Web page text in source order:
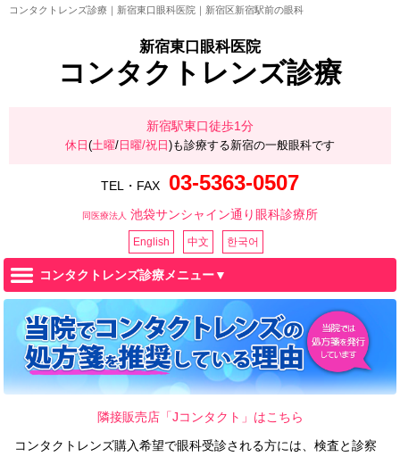
コンタクトレンズ診療｜新宿東口眼科医院｜新宿区新宿駅前の眼科
新宿東口眼科医院
コンタクトレンズ診療
新宿駅東口徒歩1分
休日 (土曜/ 日曜/祝日 )も診療する新宿の一般眼科です
TEL・FAX 03-5363-0507
同医療法人 池袋サンシャイン通り眼科診療所
English 中文 한국어
コンタクトレンズ診療メニュー▼
隣接販売店「Jコンタクト」はこちら
コンタクトレンズ購入希望で眼科受診される方には、検査と診察